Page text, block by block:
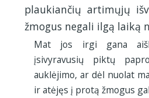
plaukiančių artimųjų
žmogus negali ilgą laiką
Mat jos irgi gana
įsivyravusių piktų
auklėjimo, ar dėl nuolat
ir atėjęs į protą žmogus